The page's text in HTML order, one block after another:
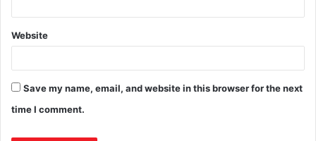
Website
Save my name, email, and website in this browser for the next
time I comment.